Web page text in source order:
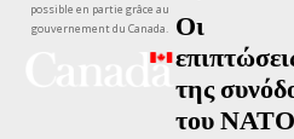
possible en partie grâce au
gouvernement du Canada. Οι
της
του ΝΑΤΟ